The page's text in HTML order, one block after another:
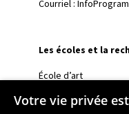
Courriel :
Les écoles et la
École d’art
École de design
Votre vie privée